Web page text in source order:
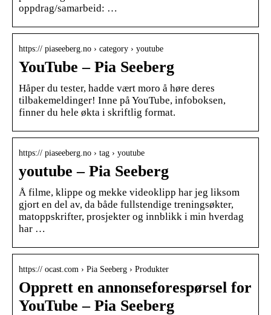
oppdrag/samarbeid: …
https:// piaseeberg.no › category › youtube
YouTube – Pia Seeberg
Håper du tester, hadde vært moro å høre deres
tilbakemeldinger! Inne på YouTube, infoboksen,
finner du hele økta i skriftlig format.
https:// piaseeberg.no › tag › youtube
youtube – Pia Seeberg
Å filme, klippe og mekke videoklipp har jeg liksom
gjort en del av, da både fullstendige treningsøkter,
matoppskrifter, prosjekter og innblikk i min hverdag
har …
https:// ocast.com › Pia Seeberg › Produkter
Opprett en annonseforespørsel for
YouTube – Pia Seeberg